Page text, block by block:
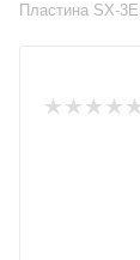
Пластина SX-